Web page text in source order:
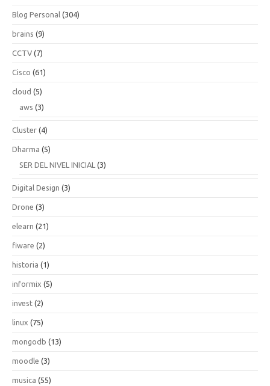
Blog Personal (304)
brains (9)
CCTV (7)
Cisco (61)
cloud (5)
aws (3)
Cluster (4)
Dharma (5)
SER DEL NIVEL INICIAL (3)
Digital Design (3)
Drone (3)
elearn (21)
fiware (2)
historia (1)
informix (5)
invest (2)
linux (75)
mongodb (13)
moodle (3)
musica (55)